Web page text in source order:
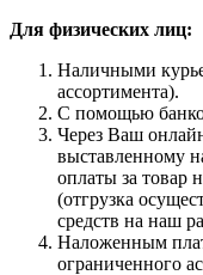
Для физических лиц:
Наличными
ассортимента).
С помощью
Через Ваш
выставленному
оплаты за товар
(отгрузка
средств на наш
Наложенным
ограниченного